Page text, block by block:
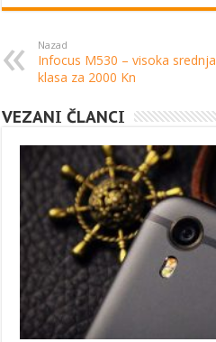
Nazad
Infocus M530 – visoka srednja
klasa za 2000 Kn
VEZANI ČLANCI